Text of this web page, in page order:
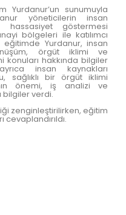
Yurdanur’un sunumuyla
yöneticilerin insan
göstermesi
bölgeleri ile katılımcı
Yurdanur, insan
örgüt iklimi ve
hakkında bilgiler
insan kaynakları
sağlıklı bir örgüt iklimi
önemi, iş analizi ve
bilgiler verdi.
zenginleştirilirken, eğitim
cevaplandırıldı.